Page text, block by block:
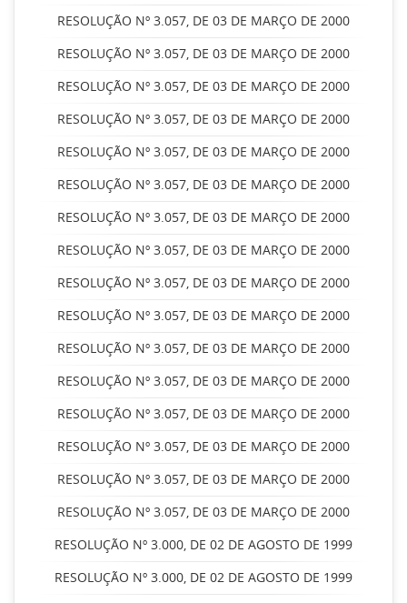
RESOLUÇÃO Nº 3.057, DE 03 DE MARÇO DE 2000
RESOLUÇÃO Nº 3.057, DE 03 DE MARÇO DE 2000
RESOLUÇÃO Nº 3.057, DE 03 DE MARÇO DE 2000
RESOLUÇÃO Nº 3.057, DE 03 DE MARÇO DE 2000
RESOLUÇÃO Nº 3.057, DE 03 DE MARÇO DE 2000
RESOLUÇÃO Nº 3.057, DE 03 DE MARÇO DE 2000
RESOLUÇÃO Nº 3.057, DE 03 DE MARÇO DE 2000
RESOLUÇÃO Nº 3.057, DE 03 DE MARÇO DE 2000
RESOLUÇÃO Nº 3.057, DE 03 DE MARÇO DE 2000
RESOLUÇÃO Nº 3.057, DE 03 DE MARÇO DE 2000
RESOLUÇÃO Nº 3.057, DE 03 DE MARÇO DE 2000
RESOLUÇÃO Nº 3.057, DE 03 DE MARÇO DE 2000
RESOLUÇÃO Nº 3.057, DE 03 DE MARÇO DE 2000
RESOLUÇÃO Nº 3.057, DE 03 DE MARÇO DE 2000
RESOLUÇÃO Nº 3.057, DE 03 DE MARÇO DE 2000
RESOLUÇÃO Nº 3.057, DE 03 DE MARÇO DE 2000
RESOLUÇÃO Nº 3.000, DE 02 DE AGOSTO DE 1999
RESOLUÇÃO Nº 3.000, DE 02 DE AGOSTO DE 1999